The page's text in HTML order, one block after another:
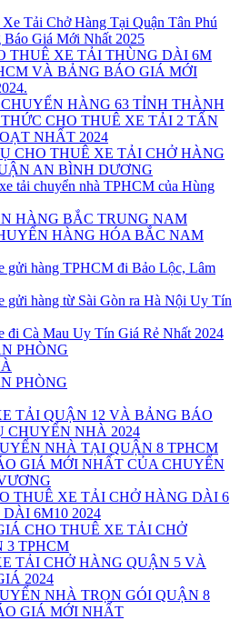
Tải Chở Hàng Tại Quận Tân Phú
Báo Giá Mới Nhất 2025
THUÊ XE TẢI THÙNG DÀI 6M
VÀ BẢNG BÁO GIÁ MỚI
HÀNG 63 TỈNH THÀNH
CHO THUÊ XE TẢI 2 TẤN
NHẤT 2024
CHO THUÊ XE TẢI CHỞ HÀNG
AN BÌNH DƯƠNG
tải chuyển nhà TPHCM của Hùng
HÀNG BẮC TRUNG NAM
HÀNG HÓA BẮC NAM
gửi hàng TPHCM đi Bảo Lộc, Lâm
gửi hàng từ Sài Gòn ra Hà Nội Uy Tín
đi Cà Mau Uy Tín Giá Rẻ Nhất 2024
PHÒNG
PHÒNG
TẢI QUẬN 12 VÀ BẢNG BÁO
CHUYỂN NHÀ 2024
NHÀ TẠI QUẬN 8 TPHCM
GIÁ MỚI NHẤT CỦA CHUYỂN
THUÊ XE TẢI CHỞ HÀNG DÀI 6
6M10 2024
CHO THUÊ XE TẢI CHỞ
3 TPHCM
TẢI CHỞ HÀNG QUẬN 5 VÀ
2024
NHÀ TRỌN GÓI QUẬN 8
GIÁ MỚI NHẤT